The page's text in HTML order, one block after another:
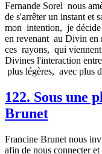
Fernande Sorel nous
de s'arrêter un instant et
mon intention, je décide
en revenant au Divin en
ces rayons, qui viennent
Divines l'interaction
plus légères, avec plus
122. Sous une
Brunet
Francine Brunet nous
afin de nous connecter